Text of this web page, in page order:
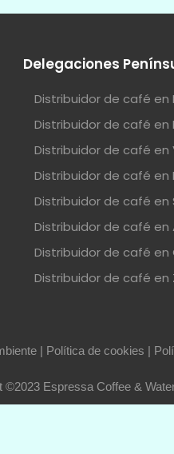
Delegaciones
Distribuidor de café en
Distribuidor de café en
Distribuidor de café en
Distribuidor de café en
Distribuidor de café en
Distribuidor de café en
Distribuidor de café en
Distribuidor de café en
| Política de cookies |
©2023 Espressa Coffee &